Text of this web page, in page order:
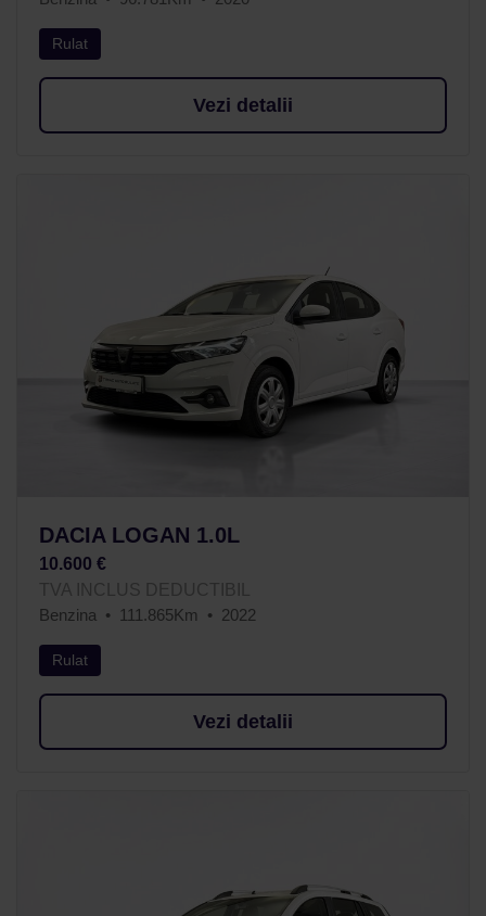
Rulat
Vezi detalii
DACIA LOGAN 1.0L
10.600 €
TVA INCLUS DEDUCTIBIL
Benzina
111.865Km 2022
Rulat
Vezi detalii